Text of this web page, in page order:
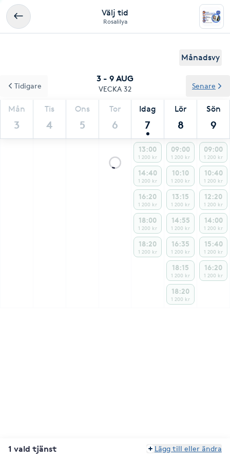
Välj tid
Rosalilya
Månadsvy
3 - 9 AUG
VECKA 32
Mån
3
Tis
4
Ons
5
Tor
6
Idag
7
Lör
8
Sön
9
Tidigare Senare
13:00
1 200 kr
14:40
1 200 kr
16:20
1 200 kr
18:00
1 200 kr
18:20
1 200 kr
09:00
1 200 kr
10:10
1 200 kr
13:15
1 200 kr
14:55
1 200 kr
16:35
1 200 kr
18:15
1 200 kr
18:20
1 200 kr
09:00
1 200 kr
10:40
1 200 kr
12:20
1 200 kr
14:00
1 200 kr
15:40
1 200 kr
16:20
1 200 kr
1 vald tjänst Lägg till eller ändra